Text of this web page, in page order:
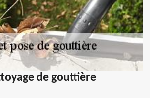
de gouttière